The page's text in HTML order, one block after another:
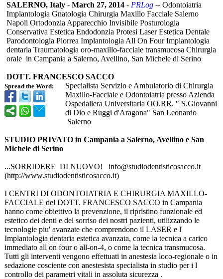
Spread the Word:
SALERNO, Italy - March 27, 2014 - PRLog -- Odontoiatria
Implantologia Gnatologia Chirurgia Maxillo Facciale Salerno
Napoli Ortodonzia Apparecchio Invisibile Posturologia
Conservativa Estetica Endodonzia Protesi Laser Estetica Dentale
Parodontologia Piorrea Implantologia All On Four Implantologia
dentaria Traumatologia oro-maxillo-facciale transmucosa Chirurgia
orale in Campania a Salerno, Avellino, San Michele di Serino
DOTT. FRANCESCO SACCO
Specialista Servizio e Ambulatorio di Chirurgia
Maxillo-Facciale e Odontoiatria presso Azienda
Ospedaliera Universitaria OO.RR. " S.Giovanni
di Dio e Ruggi d'Aragona" San Leonardo
Salerno
STUDIO PRIVATO in Campania a Salerno, Avellino e San
Michele di Serino
...SORRIDERE DI NUOVO! info@studiodentisticosacco.it
(http://www.studiodentisticosacco.it)
I CENTRI DI ODONTOIATRIA E CHIRURGIA MAXILLO-
FACCIALE del DOTT. FRANCESCO SACCO in Campania
hanno come obiettivo la prevenzione, il ripristino funzionale ed
estetico dei denti e del sorriso dei nostri pazienti, utilizzando le
tecnologie piu' avanzate che comprendono il LASER e l'
Implantologia dentaria estetica avanzata, come la tecnica a carico
immediato all on four o all-on-4, o come la tecnica transmucosa.
Tutti gli interventi vengono effettuati in anestesia loco-regionale o in
sedazione cosciente con anestesista specialista in studio per i l
controllo dei parametri vitali in assoluta sicurezza .